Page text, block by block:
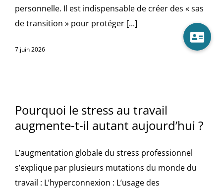
personnelle. Il est indispensable de créer des « sas
de transition » pour protéger [...]
7 juin 2026
Pourquoi le stress au travail
augmente-t-il autant aujourd’hui ?
L’augmentation globale du stress professionnel
s’explique par plusieurs mutations du monde du
travail : L’hyperconnexion : L’usage des